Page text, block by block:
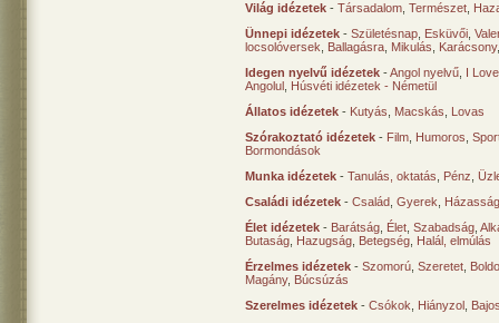
Világ idézetek - Társadalom Természet
Ünnepi idézetek - Születésnap Esküvői
locsolóversek
Ballagásra Mikulás Karácsony
Idegen nyelvű idézetek -Angol nyelvű I
Angolul Húsvéti idézetek - Németül
Állatos idézetek - Kutyás Macskás
Lovas
Szórakoztató idézetek - Film Humoros
Bormondások
Munka idézetek - Tanulás, oktatás Pénz
Családi idézetek - Család Gyerek
Élet idézetek - Barátság Élet Szabadság
Butaság Hazugság Betegség Halál, elmúlás
Érzelmes idézetek - Szomorú Szeretet
Magány, Búcsúzás
Szerelmes idézetek - Csókok Hiányzol